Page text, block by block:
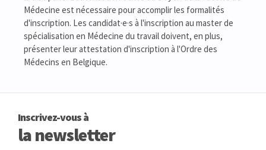
Médecine est nécessaire pour accomplir les formalités
d'inscription. Les candidat·e·s à l'inscription au master de
spécialisation en Médecine du travail doivent, en plus,
présenter leur attestation d'inscription à l'Ordre des
Médecins en Belgique.
Inscrivez-vous à
la newsletter